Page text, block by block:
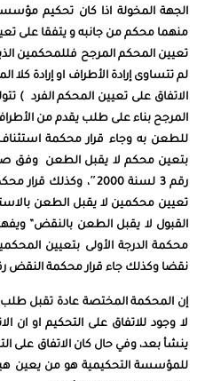
الجهة المخولة اذا كان تحكيم
منهما محكم من جانبه و يتفقا على
تعيين المحكم المرجح فللمحكمين
لم تتساوى إرادة الأطراف او إرادة
الاتفاق على تعيين المحكم الفرد )
المرجح بناء على طلب يقدم من
تعيين محكمين لا يقبل الطعن
القبول لا يقبل الطعن بالنقض”
محكمة الدرجة الأولى بتعيين
نقضا وكذلك جاء قرار محكمة النقض رقم 682/2019 مؤكدا على
إن المحكمة المختصة عادة تقبل
لا وجود للاتفاق على التحكيم او ان
ينشأ بعد، وفي حال كان الاتفاق على
للمؤسسة التحكيمية هو من يعين